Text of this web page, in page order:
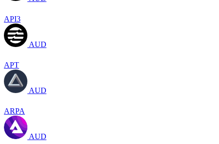
API3
AUD
APT
AUD
ARPA
AUD